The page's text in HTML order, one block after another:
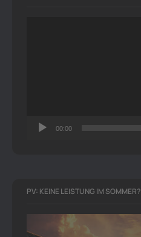
00:00
PV: KEINE LEISTUNG IM SOMMER?